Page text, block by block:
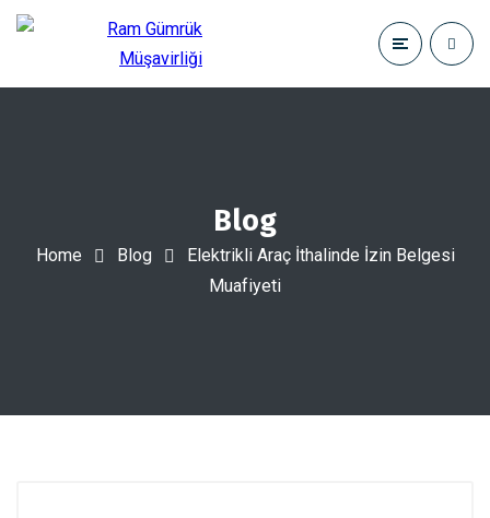
Blog
Home Blog
Elektrikli Araç İthalinde İzin Belgesi
Muafiyeti